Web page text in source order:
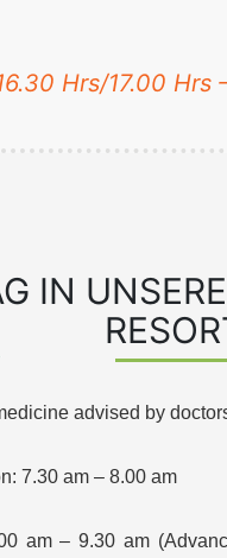
Hrs/17.00 Hrs
IN
advised by
7.30 am – 8.00 am
am – 9.30 am